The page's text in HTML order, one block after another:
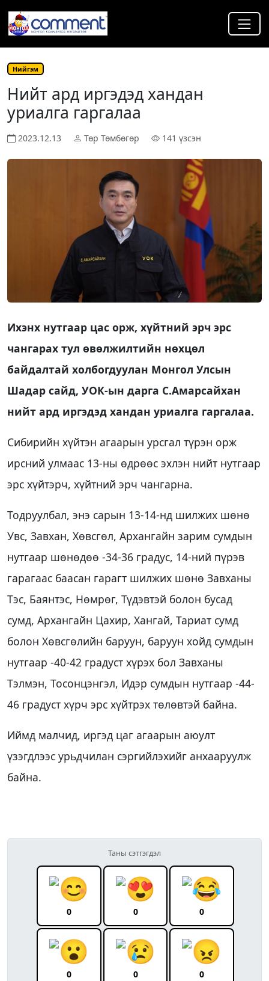
Нийгэм
Нийт ард иргэдэд хандан
уриалга гаргалаа
2023.12.13 Төр Төмбөгөр 141 үзсэн
Ихэнх нутгаар цас орж, хүйтний эрч эрс
чангарах тул өвөлжилтийн нөхцөл
байдалтай холбогдуулан Монгол Улсын
Шадар сайд, УОК-ын дарга С.Амарсайхан
нийт ард иргэдэд хандан уриалга гаргалаа.
Сибирийн хүйтэн агаарын урсгал түрэн орж
ирсний улмаас 13-ны өдрөөс эхлэн нийт нутгаар
эрс хүйтэрч, хүйтний эрч чангарна.
Тодруулбал, энэ сарын 13-14-нд шилжих шөнө
Увс, Завхан, Хөвсгөл, Архангайн зарим сумдын
нутгаар шөнөдөө -34-36 градус, 14-ний пүрэв
гарагаас баасан гарагт шилжих шөнө Завханы
Тэс, Баянтэс, Нөмрөг, Түдэвтэй болон бусад
сумд, Архангайн Цахир, Хангай, Тариат сумд
болон Хөвсгөлийн баруун, баруун хойд сумдын
нутгаар -40-42 градуст хүрэх бол Завханы
Тэлмэн, Тосонцэнгэл, Идэр сумдын нутгаар -44-
46 градуст хүрч эрс хүйтрэх төлөвтэй байна.
Иймд малчид, иргэд цаг агаарын аюулт
үзэгдлээс урьдчилан сэргийлэхийг анхааруулж
байна.
Таны сэтгэгдэл
0 0 0
0 0 0